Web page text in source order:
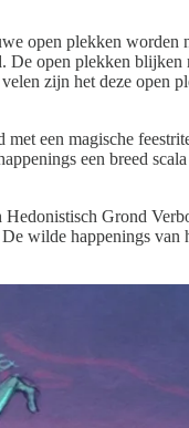
open plekken
open plekken
zijn het deze open
een magische
een breed
Grond
wilde happenings